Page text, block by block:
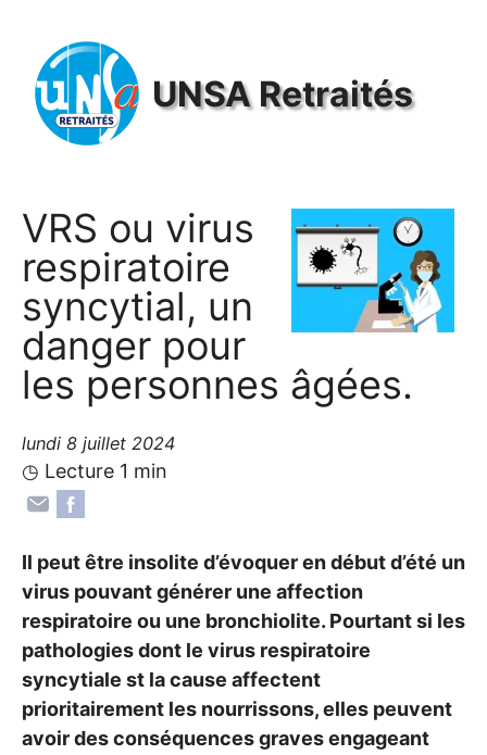
UNSARetraités
VRS ou virus
respiratoire
syncytial, un
danger pour
les personnes âgées.
lundi 8 juillet 2024
◷ Lecture 1 min
Il peut être insolite d’évoquer en début d’été un
virus pouvant générer une affection
respiratoire ou une bronchiolite. Pourtant si les
pathologies dont le virus respiratoire
syncytiale st la cause affectent
prioritairement les nourrissons, elles peuvent
avoir des conséquences graves engageant